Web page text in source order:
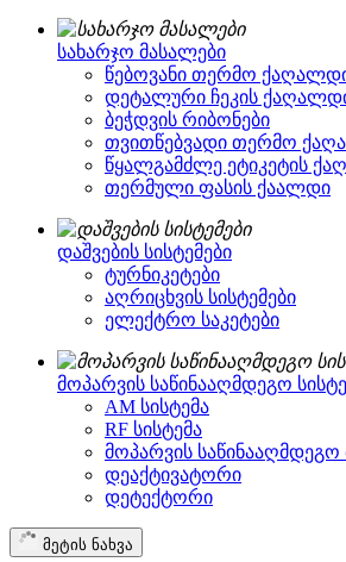
სახარჯო მასალები
წებოვანი თერმო
დეტალური ჩეკის
ბეჭდვის რიბონები
თვითწებვადი თერმო
წყალგამძლე ეტიკეტის
თერმული ფასის ქაალდი
დაშვების სისტემები
ტურნიკეტები
აღრიცხვის სისტემები
ელექტრო საკეტები
მოპარვის საწინააღმდეგო
AM სისტემა
RF სისტემა
მოპარვის საწინააღმდეგო
დეაქტივატორი
დეტექტორი
მეტის ნახვა